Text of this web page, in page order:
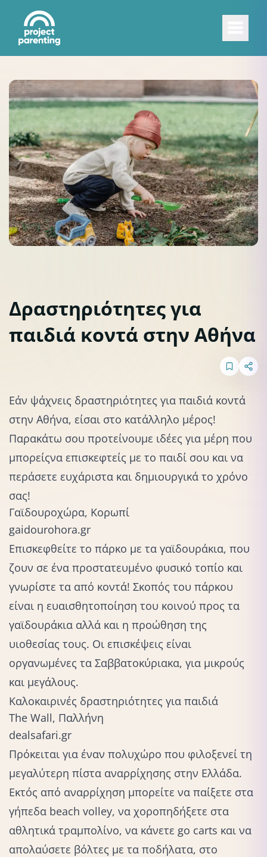
Lifestyle
Δραστηριότητες για
παιδιά κοντά στην Αθήνα
Εάν ψάχνεις δραστηριότητες για παιδιά κοντά
στην Αθήνα, είσαι στο κατάλληλο μέρος!
Παρακάτω σου προτείνουμε ιδέες για μέρη που
μπορείςνα επισκεφτείς με το παιδί σου και να
περάσετε ευχάριστα και δημιουργικά το χρόνο
σας!
Γαϊδουροχώρα, Κορωπί
gaidourohora.gr
Επισκεφθείτε το πάρκο με τα γαϊδουράκια, που
ζουν σε ένα προστατευμένο φυσικό τοπίο και
γνωρίστε τα από κοντά! Σκοπός του πάρκου
είναι η ευαισθητοποίηση του κοινού προς τα
γαϊδουράκια αλλά και η προώθηση της
υιοθεσίας τους. Οι επισκέψεις είναι
οργανωμένες τα Σαββατοκύριακα, για μικρούς
και μεγάλους.
Καλοκαιρινές δραστηριότητες για παιδιά
The Wall, Παλλήνη
dealsafari.gr
Πρόκειται για έναν πολυχώρο που φιλοξενεί τη
μεγαλύτερη πίστα αναρρίχησης στην Ελλάδα.
Εκτός από αναρρίχηση μπορείτε να παίξετε στα
γήπεδα beach volley, να χοροπηδήξετε στα
αθλητικά τραμπολίνο, να κάνετε go carts και να
απολαύσετε βόλτες με τα ποδήλατα, στο